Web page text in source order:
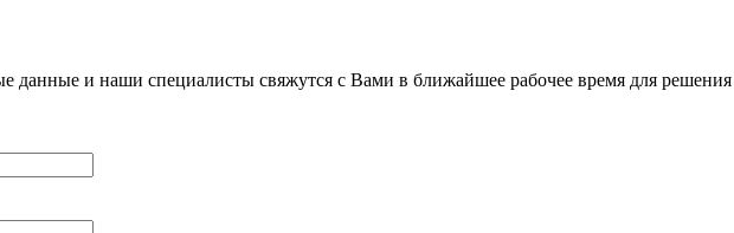
данные и наши специалисты свяжутся с Вами в ближайшее рабочее время для